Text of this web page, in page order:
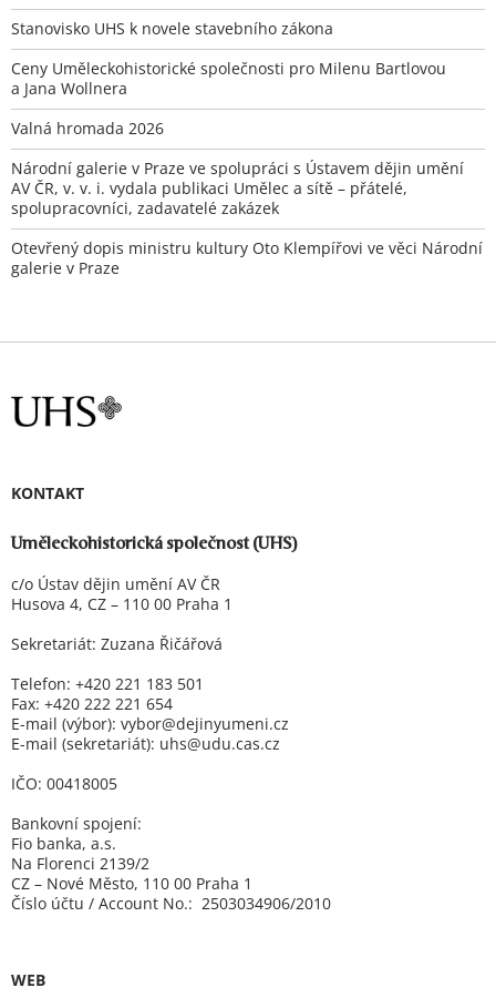
Stanovisko UHS k novele stavebního zákona
Ceny Uměleckohistorické společnosti pro Milenu Bartlovou
a Jana Wollnera
Valná hromada 2026
Národní galerie v Praze ve spolupráci s Ústavem dějin umění
AV ČR, v. v. i. vydala publikaci Umělec a sítě – přátelé,
spolupracovníci, zadavatelé zakázek
Otevřený dopis ministru kultury Oto Klempířovi ve věci Národní
galerie v Praze
KONTAKT
Uměleckohistorická společnost (UHS)
c/o Ústav dějin umění AV ČR
Husova 4, CZ – 110 00 Praha 1
Sekretariát: Zuzana Řičářová
Telefon: +420 221 183 501
Fax: +420 222 221 654
E-mail (výbor): vybor@dejinyumeni.cz
E-mail (sekretariát): uhs@udu.cas.cz
IČO: 00418005
Bankovní spojení:
Fio banka, a.s.
Na Florenci 2139/2
CZ – Nové Město, 110 00 Praha 1
Číslo účtu / Account No.: 2503034906/2010
WEB